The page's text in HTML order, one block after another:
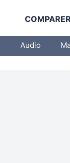
COMPARER
Audio